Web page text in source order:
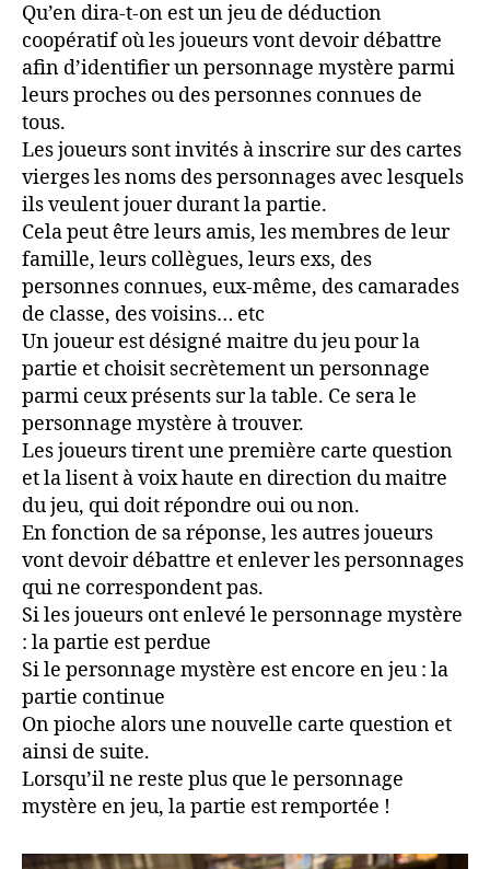
Qu’en dira-t-on est un jeu de déduction
coopératif où les joueurs vont devoir débattre
afin d’identifier un personnage mystère parmi
leurs proches ou des personnes connues de
tous.
Les joueurs sont invités à inscrire sur des cartes
vierges les noms des personnages avec lesquels
ils veulent jouer durant la partie.
Cela peut être leurs amis, les membres de leur
famille, leurs collègues, leurs exs, des
personnes connues, eux-même, des camarades
de classe, des voisins… etc
Un joueur est désigné maitre du jeu pour la
partie et choisit secrètement un personnage
parmi ceux présents sur la table. Ce sera le
personnage mystère à trouver.
Les joueurs tirent une première carte question
et la lisent à voix haute en direction du maitre
du jeu, qui doit répondre oui ou non.
En fonction de sa réponse, les autres joueurs
vont devoir débattre et enlever les personnages
qui ne correspondent pas.
Si les joueurs ont enlevé le personnage mystère
: la partie est perdue
Si le personnage mystère est encore en jeu : la
partie continue
On pioche alors une nouvelle carte question et
ainsi de suite.
Lorsqu’il ne reste plus que le personnage
mystère en jeu, la partie est remportée !